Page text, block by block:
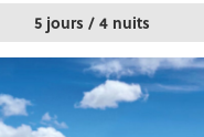
5 jours / 4 nuits